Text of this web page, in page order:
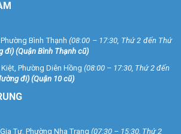
Bình Thạnh (08:00 – 17:30, Thứ 2 đến Thứ
đi) (Quận Bình Thạnh cũ)
Phường Diên Hồng (08:00 – 17:30, Thứ 2 đến
đi) (Quận 10 cũ)
Tự, Phường Nha Trang (07:30 – 15:30, Thứ 2